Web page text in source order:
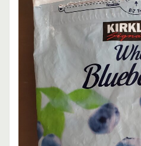
価格
1.2
内容
量
コス
トコ
で購
入で
きる
ブル